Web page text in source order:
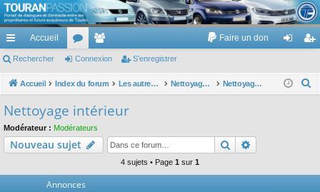
TouranPassion
Le forum des propriétaires ou futurs acquéreurs du Volkswagen Touran
cc
ès
pi
de
Accueil
or
u
e
m
Faire un don
ne nr
Rechercher Connexion S’enregistrer
Accueil Index du forum Les autres voitures et ce qui touche à la voiture Nettoyage des voitures Nettoyage intérieur
c
Nettoyage intérieur
Modérateur : Modérateurs
Nouveau sujet Rechercher
4 sujets • Page 1 sur 1
Annonces